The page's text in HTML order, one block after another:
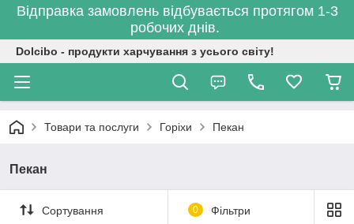
Відправка замовлень відбувається протягом 1-3
робочих днів.
Dolcibo - продукти харчування з усього світу!
Товари та послуги Горіхи Пекан
Пекан
Сортування 0 Фільтри